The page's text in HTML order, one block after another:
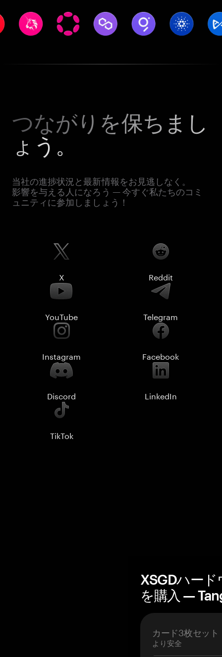
つながりを保ちまし
ょう。
当社の進捗状況と最新情報をお見逃しなく。
影響を与える人になろう — 今すぐ私たちのコミ
ュニティに参加しましょう！
X Reddit
YouTube Telegram
Instagram Facebook
Discord LinkedIn
TikTok
XSGDハー
を購入 —
カード3枚セット
より安全